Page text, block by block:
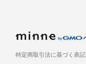
特定商取引法に基づく表記